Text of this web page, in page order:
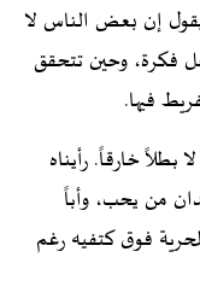
إن بعض الناس لا
فكرة، وحين تتحقق
فيها.
خارقاً. رأيناه
من يحب، وأباً
فوق كتفيه رغم